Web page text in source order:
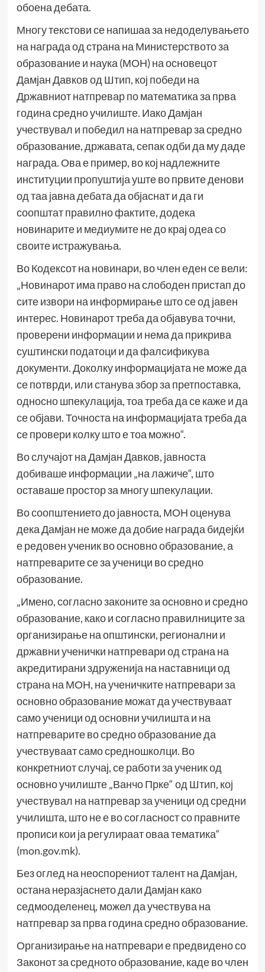
обоена дебата.
Многу текстови се напишаа за недоделувањето
на награда од страна на Министерството за
образование и наука (МОН) на основецот
Дамјан Давков од Штип, кој победи на
Државниот натпревар по математика за прва
година средно училиште. Иако Дамјан
учествувал и победил на натпревар за средно
образование, државата, сепак одби да му даде
награда. Ова е пример, во кој надлежните
институции пропуштија уште во првите денови
од таа јавна дебата да објаснат и да ги
соопштат правилно фактите, додека
новинарите и медиумите не до крај одеа со
своите истражувања.
Во Кодексот на новинари, во член еден се вели:
„Новинарот има право на слободен пристап до
сите извори на информирање што се од јавен
интерес. Новинарот треба да објавува точни,
проверени информации и нема да прикрива
суштински податоци и да фалсификува
документи. Доколку информацијата не може да
се потврди, или станува збор за претпоставка,
односно шпекулација, тоа треба да се каже и да
се објави. Точноста на информацијата треба да
се провери колку што е тоа можно“.
Во случајот на Дамјан Давков, јавноста
добиваше информации „на лажиче“, што
оставаше простор за многу шпекулации.
Во соопштението до јавноста, МОН оценува
дека Дамјан не може да добие награда бидејќи
е редовен ученик во основно образование, а
натпреварите се за ученици во средно
образование.
„Имено, согласно законите за основно и средно
образование, како и согласно правилниците за
организирање на општински, регионални и
државни ученички натпревари од страна на
акредитирани здруженија на наставници од
страна на МОН, на ученичките натпревари за
основно образование можат да учествуваат
само ученици од основни училишта и на
натпреварите во средно образование да
учествуваат само средношколци. Во
конкретниот случај, се работи за ученик од
основно училиште „Ванчо Прке“ од Штип, кој
учествувал на натпревар за ученици од средни
училишта, што не е во согласност со правните
прописи кои ја регулираат оваа тематика“
(mon.gov.mk).
Без оглед на неоспорениот талент на Дамјан,
остана неразјаснето дали Дамјан како
седмооделенец, можел да учествува на
натпревар за прва година средно образование.
Организирање на натпревари е предвидено со
Законот за средното образование, каде во член